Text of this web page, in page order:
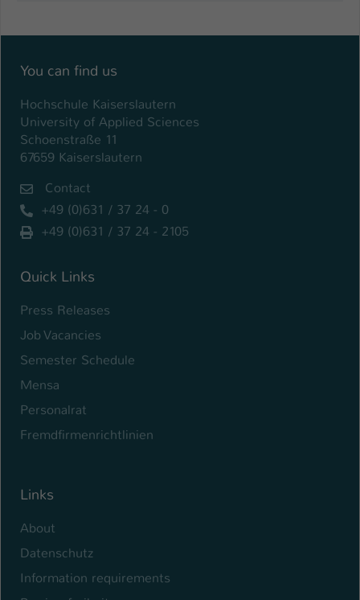
You can find us
Hochschule Kaiserslautern
University of Applied Sciences
Schoenstraße 11
67659 Kaiserslautern
Contact
+49 (0)631 / 37 24 - 0
+49 (0)631 / 37 24 - 2105
Quick Links
Press Releases
Job Vacancies
Semester Schedule
Mensa
Personalrat
Fremdfirmenrichtlinien
Links
About
Datenschutz
Information requirements